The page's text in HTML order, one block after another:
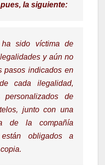
la siguiente:
sido víctima de
y aún no
pasos indicados en
cada ilegalidad,
de
junto con una
de la compañía
obligados a